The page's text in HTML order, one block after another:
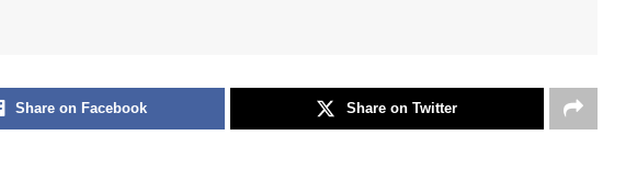
Share on Facebook Share on Twitter